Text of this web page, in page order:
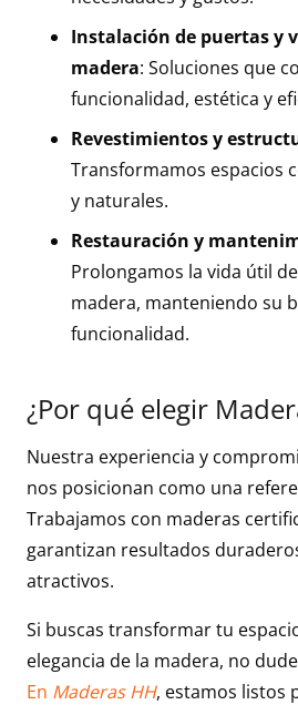
Instalación de puertas y
madera: Soluciones que
funcionalidad, estética y
Revestimientos y
Transformamos espacios
y naturales.
Restauración y
Prolongamos la vida útil
madera, manteniendo su
funcionalidad.
¿Por qué elegir
Nuestra experiencia y
nos posicionan como una
Trabajamos con maderas
garantizan resultados
atractivos.
Si buscas transformar tu
elegancia de la madera, no
En Maderas HH, estamos listos